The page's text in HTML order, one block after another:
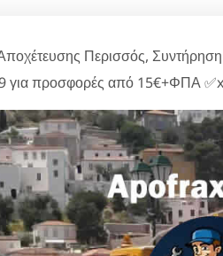
Περισσός,
προσφορές από 15€+ΦΠΑ